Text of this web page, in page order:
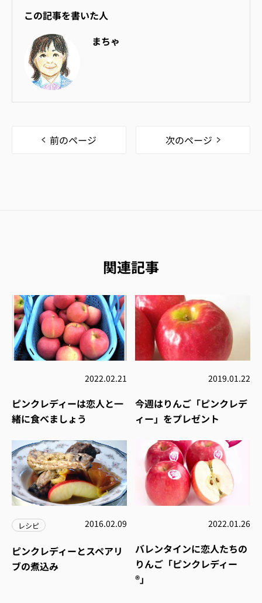
この記事を書いた人
まちゃ
前のページ 次のページ
関連記事
2022.02.21
ピンクレディーは恋人と一
緒に食べましょう
2019.01.22
今週はりんご「ピンクレデ
ィー」をプレゼント
レシピ 2016.02.09
ピンクレディーとスペアリ
ブの煮込み
2022.01.26
バレンタインに恋人たちの
りんご「ピンクレディー
®」